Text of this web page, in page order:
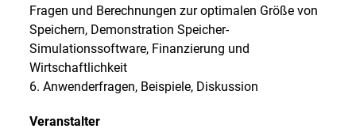
Fragen und Berechnungen zur optimalen Größe von
Speichern, Demonstration Speicher-
Simulationssoftware, Finanzierung und
Wirtschaftlichkeit
6. Anwenderfragen, Beispiele, Diskussion
Veranstalter